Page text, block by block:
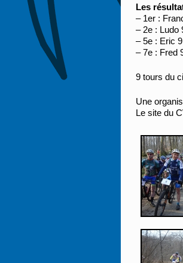
Les
– 1er :
– 2e : Ludo
– 5e : Eric
– 7e : Fred
9 tours du
Une
Le site du